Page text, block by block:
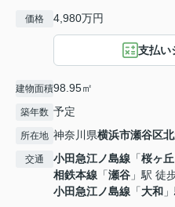
価格 4,980万円
支払い
建物面積98.95㎡
築年数 予定
所在地 神奈川県横浜市瀬谷区
交通 小田急江ノ島線 「桜ヶ丘
相鉄本線 「瀬谷 」駅 徒
小田急江ノ島線 「大和